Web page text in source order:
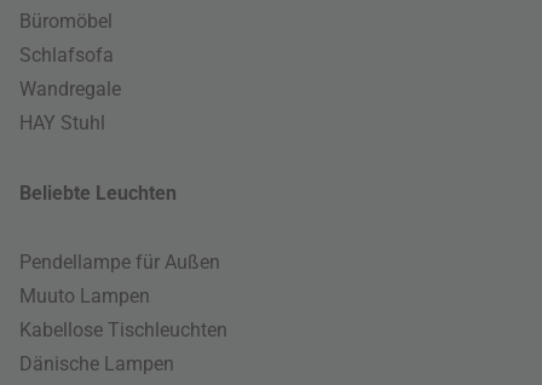
Büromöbel
Schlafsofa
Wandregale
HAY Stuhl
Beliebte Leuchten
Pendellampe für Außen
Muuto Lampen
Kabellose Tischleuchten
Dänische Lampen